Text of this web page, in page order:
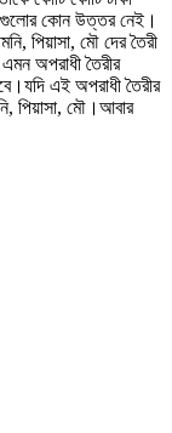
এগুলোর কোন উত্তর নেই।
পিয়াসা, মৌ দের তৈরী
অপরাধী তৈরীর
এই অপরাধী তৈরীর
পিয়াসা, মৌ।আবার